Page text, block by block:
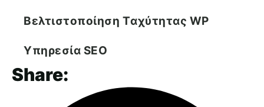
Βελτιστοποίηση Tαχύτητας WP
Υπηρεσία SEO
Share: